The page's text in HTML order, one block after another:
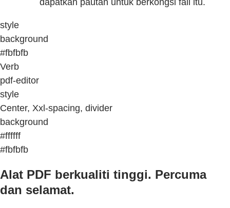
dapatkan pautan untuk berkongsi fail itu.
style
background
#fbfbfb
Verb
pdf-editor
style
Center, Xxl-spacing, divider
background
#ffffff
#fbfbfb
Alat PDF berkualiti tinggi. Percuma
dan selamat.